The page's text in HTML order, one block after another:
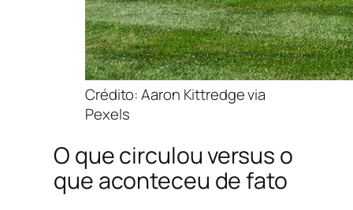
Crédito: Aaron Kittredge via
Pexels
O que circulou versus o
que aconteceu de fato